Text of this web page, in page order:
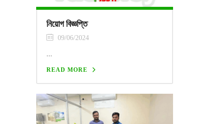
নিয়োগ বিজ্ঞপ্তি
09/06/2024
READ MORE